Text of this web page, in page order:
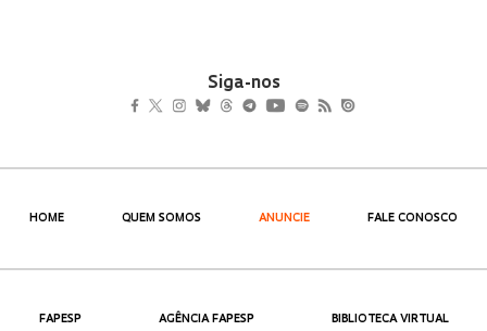
Siga-nos
HOME QUEM SOMOS ANUNCIE FALE CONOSCO
FAPESP AGÊNCIA FAPESP BIBLIOTECA VIRTUAL